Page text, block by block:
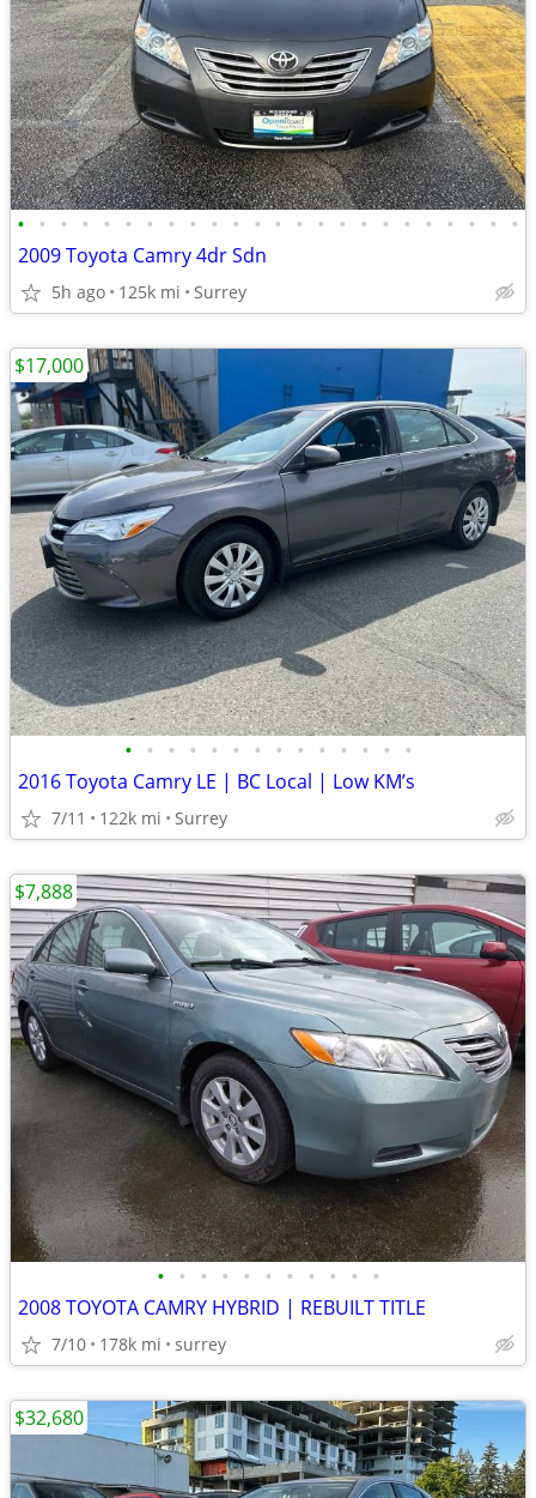
• • • • • • • • • • • • • • • • • • • • • • • •
2009 Toyota Camry 4dr Sdn
5h ago 125k mi Surrey
• • • • • • • • • • • • • •
2016 Toyota Camry LE | BC Local | Low KM’s
7/11 122k mi Surrey
$17,000
• • • • • • • • • • •
2008 TOYOTA CAMRY HYBRID | REBUILT TITLE
7/10 178k mi surrey
$7,888
$32,680